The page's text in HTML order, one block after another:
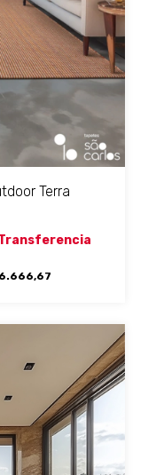
Terra